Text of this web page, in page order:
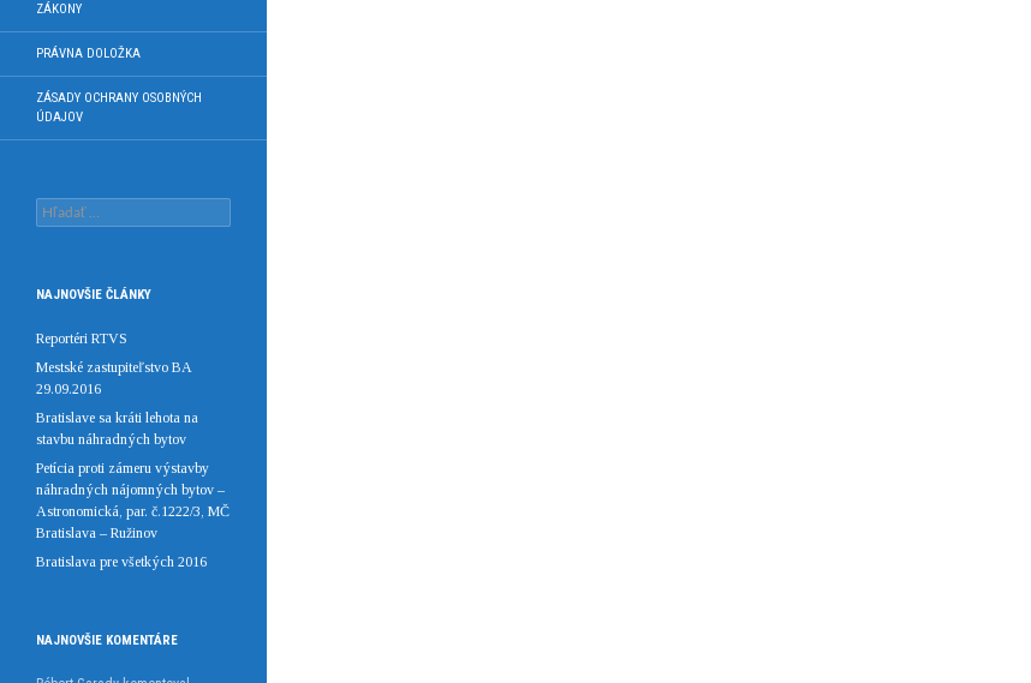
ZÁKONY
PRÁVNA DOLOŽKA
ZÁSADY OCHRANY OSOBNÝCH
ÚDAJOV
Hľadať:
NAJNOVŠIE ČLÁNKY
Reportéri RTVS
Mestské zastupiteľstvo BA
29.09.2016
Bratislave sa kráti lehota na
stavbu náhradných bytov
Petícia proti zámeru výstavby
náhradných nájomných bytov –
Astronomická, par. č.1222/3, MČ
Bratislava – Ružinov
Bratislava pre všetkých 2016
NAJNOVŠIE KOMENTÁRE